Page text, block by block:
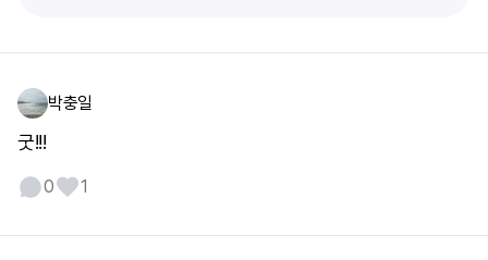
박충일
굿!!!
0 1